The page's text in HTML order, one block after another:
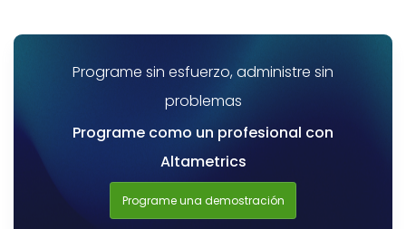
Programe sin esfuerzo, administre sin
problemas
Programe como un profesional con
Altametrics
Programe una demostración